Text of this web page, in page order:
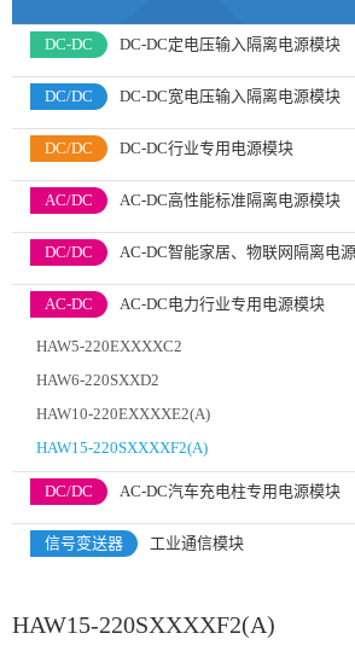
DC-DC DC-DC定电压输入隔离电源模块
DC/DC DC-DC宽电压输入隔离电源模块
DC/DC DC-DC行业专用电源模块
AC/DC AC-DC高性能标准隔离电源模块
DC/DC AC-DC智能家居、物联网隔离电
AC-DC AC-DC电力行业专用电源模块
HAW5-220EXXXXC2
HAW6-220SXXD2
HAW10-220EXXXXE2(A)
HAW15-220SXXXXF2(A)
DC/DC AC-DC汽车充电柱专用电源模块
信号变送器 工业通信模块
HAW15-220SXXXXF2(A)